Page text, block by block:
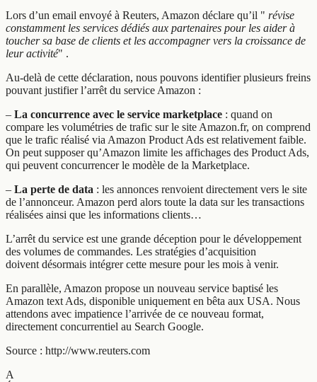
Lors d’un email envoyé à Reuters, Amazon déclare qu’il " révise
constamment les services dédiés aux partenaires pour les aider à
toucher sa base de clients et les accompagner vers la croissance de
leur activité" .
Au-delà de cette déclaration, nous pouvons identifier plusieurs freins
pouvant justifier l’arrêt du service Amazon :
– La concurrence avec le service marketplace : quand on
compare les volumétries de trafic sur le site Amazon.fr, on comprend
que le trafic réalisé via Amazon Product Ads est relativement faible.
On peut supposer qu’Amazon limite les affichages des Product Ads,
qui peuvent concurrencer le modèle de la Marketplace.
– La perte de data : les annonces renvoient directement vers le site
de l’annonceur. Amazon perd alors toute la data sur les transactions
réalisées ainsi que les informations clients…
L’arrêt du service est une grande déception pour le développement
des volumes de commandes. Les stratégies d’acquisition
doivent désormais intégrer cette mesure pour les mois à venir.
En parallèle, Amazon propose un nouveau service baptisé les
Amazon text Ads, disponible uniquement en bêta aux USA. Nous
attendons avec impatience l’arrivée de ce nouveau format,
directement concurrentiel au Search Google.
Source : http://www.reuters.com
A